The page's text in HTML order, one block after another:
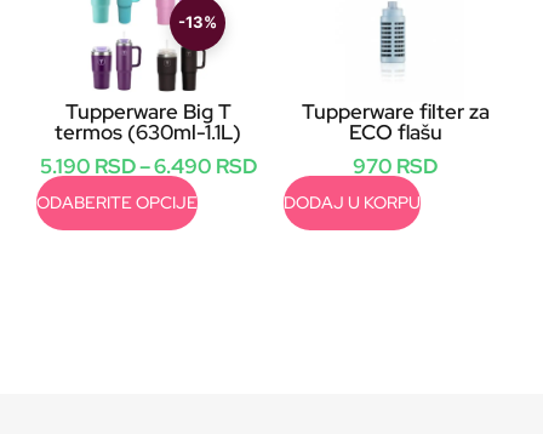
-13%
Tupperware Big T
termos (630ml-1.1L)
5.190 RSD–6.490 RSD
ODABERITE OPCIJE
Tupperware filter za
ECO flašu
970 RSD
DODAJ U KORPU